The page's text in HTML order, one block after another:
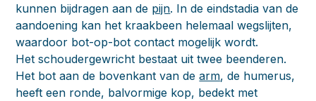
kunnen bijdragen aan de pijn. In de eindstadia van de
aandoening kan het kraakbeen helemaal wegslijten,
waardoor bot-op-bot contact mogelijk wordt.
Het schoudergewricht bestaat uit twee beenderen.
Het bot aan de bovenkant van dearm, de humerus,
heeft een ronde, balvormige kop, bedekt met